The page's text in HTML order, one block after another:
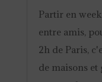
Partir en
entre amis,
2h de Paris,
de maisons et